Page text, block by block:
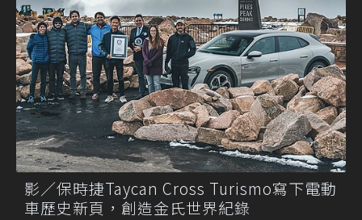
影／保時捷Taycan Cross Turismo寫下電動
車歷史新頁，創造金氏世界紀錄